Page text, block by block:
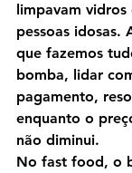
limpavam
pessoas idosas.
que fazemos
bomba, lidar
pagamento,
enquanto o
não diminui.
No fast food, o